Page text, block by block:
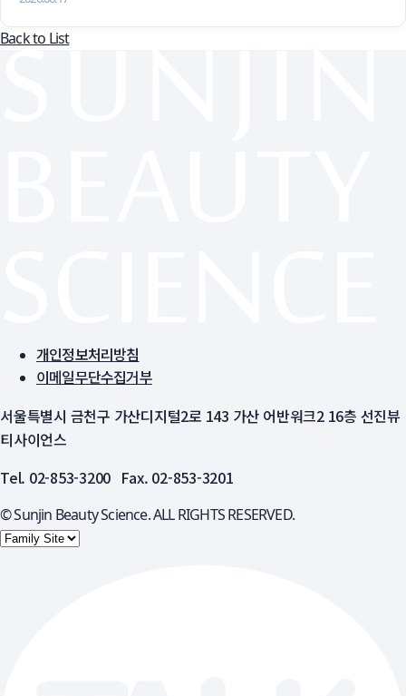
Back to List
개인정보처리방침
이메일무단수집거부
서울특별시 금천구 가산디지털2로 143 가산 어반워크2 16층 선진뷰
티사이언스
Tel. 02-853-3200 Fax. 02-853-3201
© Sunjin Beauty Science. ALL RIGHTS RESERVED.